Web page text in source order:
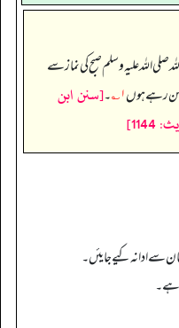
صلی اللہ علیہ وسلم صبح کی نماز سے
سن رہے ہوں۱؎ ۔[سنن ابن
سے ادا نہ کیے جایئں۔
ہے۔